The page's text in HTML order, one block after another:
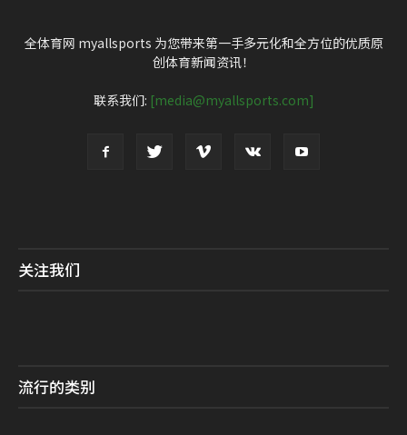
全体育网 myallsports 为您带来第一手多元化和全方位的优质原
创体育新闻资讯！
联系我们: [media@myallsports.com]
关注我们
流行的类别